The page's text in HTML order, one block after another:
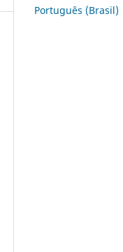
Português (Brasil)